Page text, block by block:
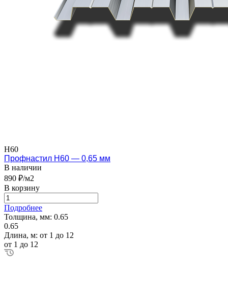
Н60
Профнастил Н60 — 0,65 мм
В наличии
890 ₽/м2
В корзину
Подробнее
Толщина, мм: 0.65
0.65
Длина, м: от 1 до 12
от 1 до 12